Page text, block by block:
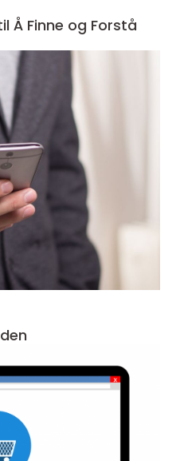
Å Finne og Forstå